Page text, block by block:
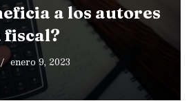
a los autores
enero 9, 2023